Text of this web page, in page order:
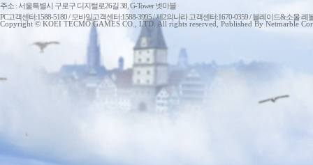
주소 : 서울특별시 구로구 디지털로26길 38, G-Tower 넷마블
PC고객센터:1588-5180 / 모바일고객센터:1588-3995 / 제2의나라 고객센터:1670-0359 / 블레이드&소울
Copyright © KOEI TECMO GAMES CO., LTD. All rights reserved, Published By Netmarble